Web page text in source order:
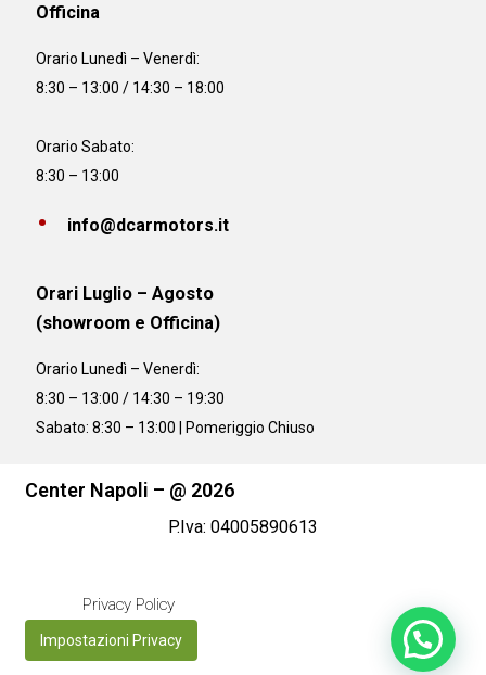
Officina
Orario Lunedì – Venerdì:
8:30 – 13:00 / 14:30 – 18:00
Orario Sabato:
8:30 – 13:00
info@dcarmotors.it
Orari Luglio – Agosto
(showroom e Officina)
Orario Lunedì – Venerdì:
8:30 – 13:00 / 14:30 – 19:30
Sabato: 8:30 – 13:00 | Pomeriggio Chiuso
Center Napoli – @ 2026
P.Iva: 04005890613
Privacy Policy
Impostazioni Privacy